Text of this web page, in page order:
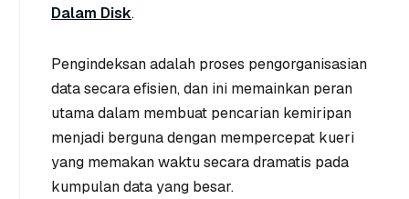
Dalam Disk.
Pengindeksan adalah proses pengorganisasian
data secara efisien, dan ini memainkan peran
utama dalam membuat pencarian kemiripan
menjadi berguna dengan mempercepat kueri
yang memakan waktu secara dramatis pada
kumpulan data yang besar.